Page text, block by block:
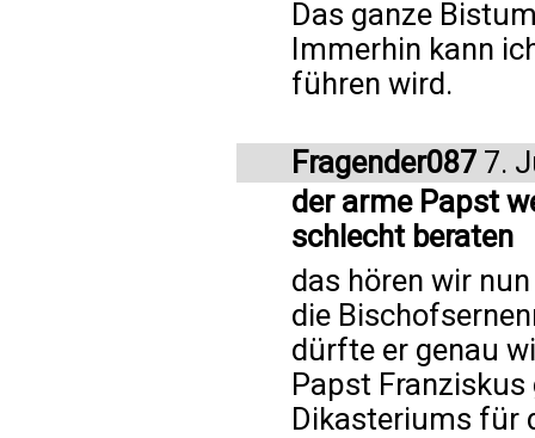
Das ganze
Immerhin kann
führen wird.
Fragender087 7.
der arme Papst
schlecht beraten
das hören wir
die
dürfte er genau
Papst
Dikasteriums für